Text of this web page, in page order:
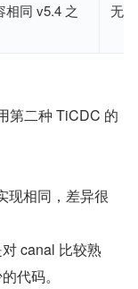
相同 v5.4 之
无
第二种 TiCDC 的
现相同，差异很
canal 比较熟
代码。